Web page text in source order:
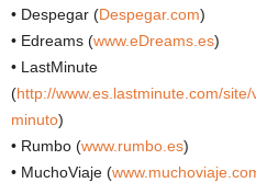
• Despegar (Despegar.com)
• Edreams (www.eDreams.es)
• LastMinute
(http://www.es.lastminute.com/
minuto)
• Rumbo (www.rumbo.es)
• MuchoViaje (